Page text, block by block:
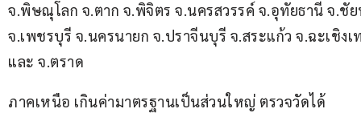
จ.พิษณุโลก จ.ตาก จ.พิจิตร จ.นครสวรรค์ จ.อุทัยธานี จ.ชั
จ.เพชรบุรี จ.นครนายก จ.ปราจีนบุรี จ.สระแก้ว จ.ฉะเชิง
และ จ.ตราด
ภาคเหนือ เกินค่ามาตรฐานเป็นส่วนใหญ่ ตรวจวัดได้